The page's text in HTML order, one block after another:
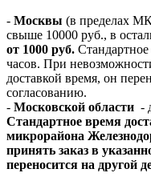
- Москвы (в пределах
свыше 10000 руб., в
от 1000 руб.
часов. При
доставкой время, он
согласованию.
- Московской области -
Стандартное время
микрорайона
принять заказ в
переносится на другой